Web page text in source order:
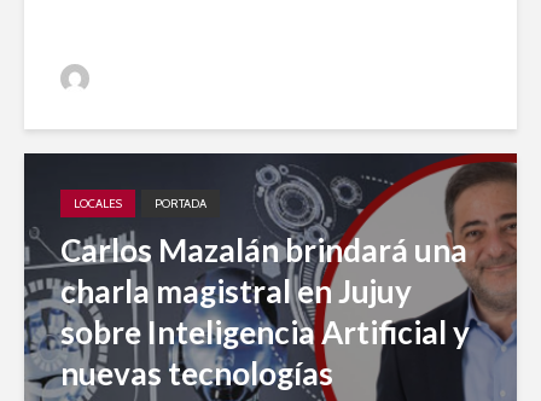
LOCALES PORTADA
Carlos Mazalán brindará una
charla magistral en Jujuy
sobre Inteligencia Artificial y
nuevas tecnologías